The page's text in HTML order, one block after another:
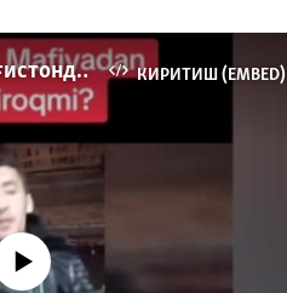
КИРИТИШ (EMBED)
ДХХ ни танқид қилган блогер Қозоғистонда ҳибсга олинди
манба мавжуд эмас